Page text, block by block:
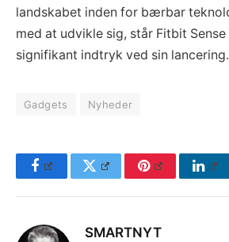
landskabet inden for bærbar
med at udvikle sig, står Fitbit
signifikant indtryk ved sin lancering.
Gadgets Nyheder
FacebookTwitter Pinterest
SMARTNYT